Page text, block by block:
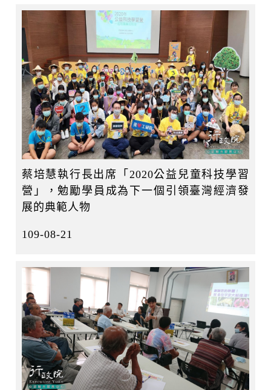
蔡培慧執行長出席「2020公益兒童科技學習
營」，勉勵學員成為下一個引領臺灣經濟發
展的典範人物
109-08-21